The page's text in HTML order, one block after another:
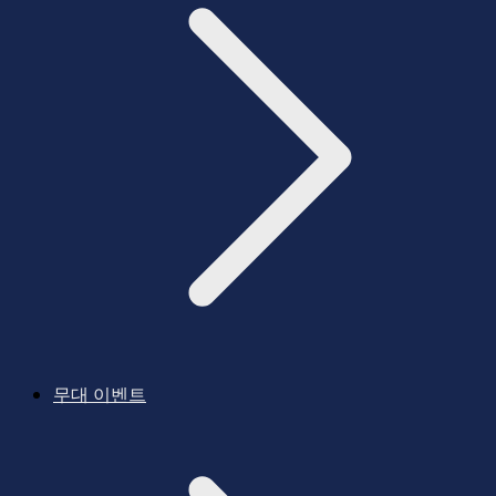
무대 이벤트